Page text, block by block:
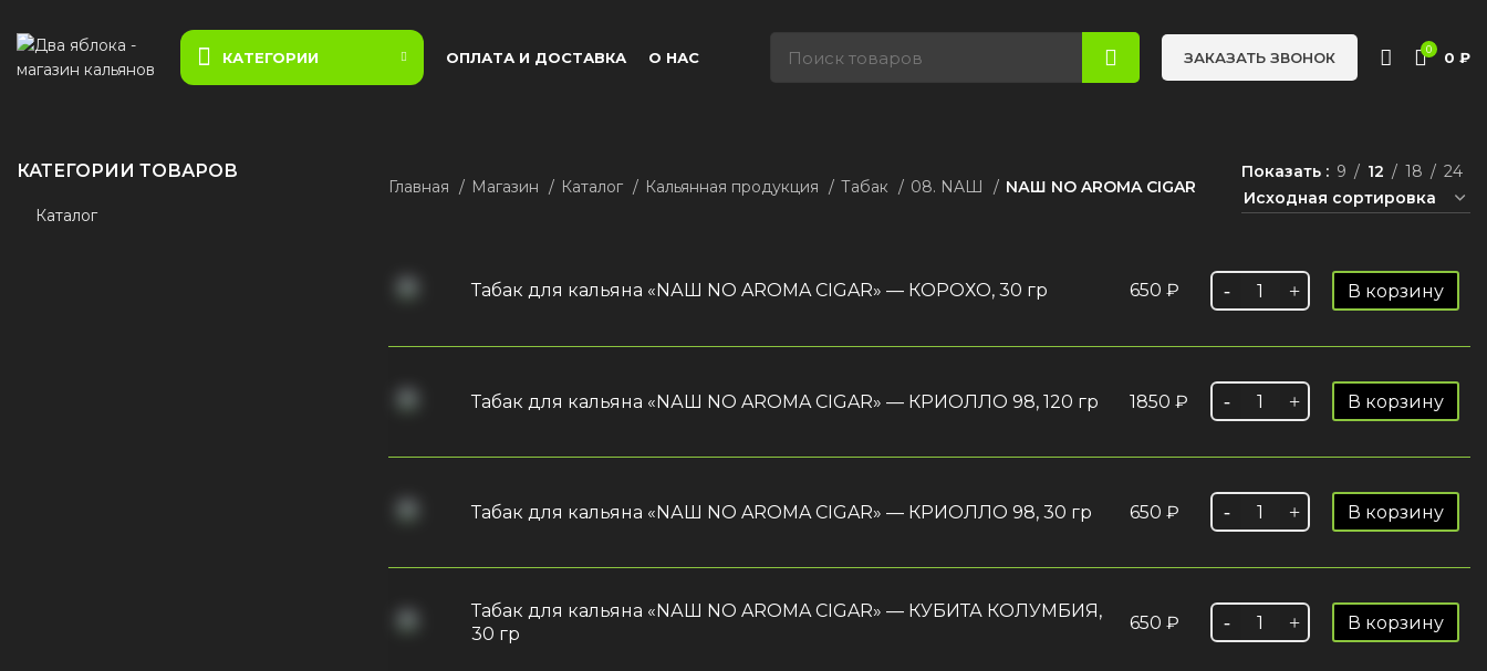
КАТЕГОРИИ ОПЛАТА И ДОСТАВКА О НАС ЗАКАЗАТЬ ЗВОНОК 0 0 ₽
Главная Магазин Каталог Кальянная продукция Табак 08. NAШ NАШ NO AROMA CIGAR
Показать 9 12 18 24
Табак для кальяна «NАШ NO AROMA CIGAR» — КОРОХО, 30 гр 650 ₽ В корзину
Табак для кальяна «NАШ NO AROMA CIGAR» — КРИОЛЛО 98, 120 гр 1850 ₽ В корзину
Табак для кальяна «NАШ NO AROMA CIGAR» — КРИОЛЛО 98, 30 гр 650 ₽ В корзину
Табак для кальяна «NАШ NO AROMA CIGAR» — КУБИТА КОЛУМБИЯ,
30 гр
650 ₽ В корзину
КАТЕГОРИИ ТОВАРОВ
Каталог